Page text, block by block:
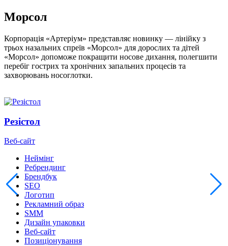
Морсол
Корпорація «Артеріум» представляє новинку — лінійку з
трьох назальних спреїв «Морсол» для дорослих та дітей
«Морсол» допоможе покращити носове дихання, полегшити
перебіг гострих та хронічних запальних процесів та
захворювань носоглотки.
Резістол
Веб-сайт
Неймінг
Ребрендинг
Брендбук
SEO
Логотип
Рекламний образ
SMM
Дизайн упаковки
Веб-сайт
Позиціонування